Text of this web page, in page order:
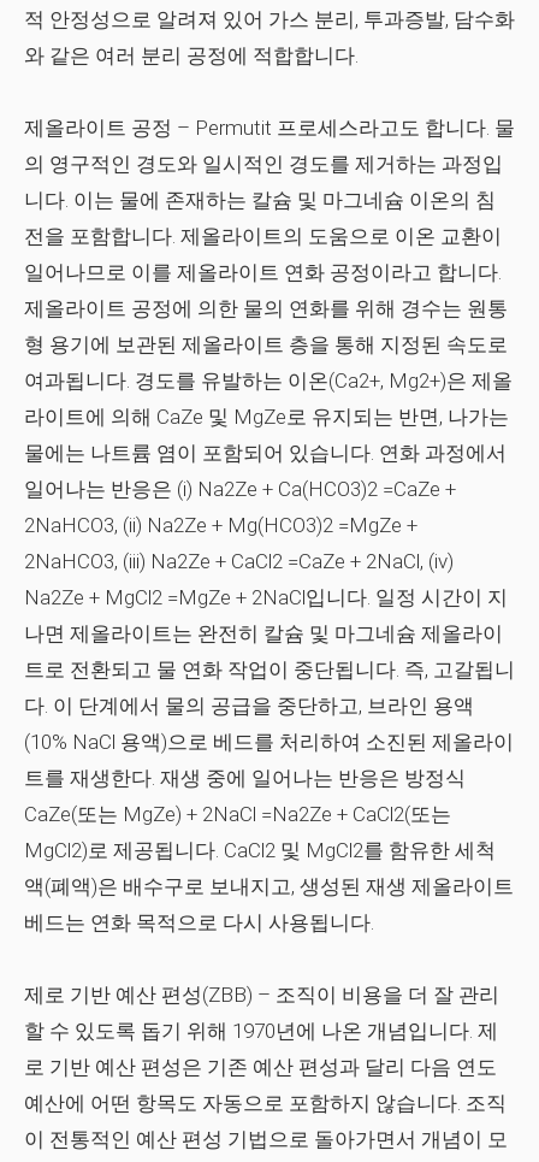
적 안정성으로 알려져 있어 가스 분리, 투과증발, 담수화
와 같은 여러 분리 공정에 적합합니다.
제올라이트 공정 – Permutit 프로세스라고도 합니다. 물
의 영구적인 경도와 일시적인 경도를 제거하는 과정입
니다. 이는 물에 존재하는 칼슘 및 마그네슘 이온의 침
전을 포함합니다. 제올라이트의 도움으로 이온 교환이
일어나므로 이를 제올라이트 연화 공정이라고 합니다.
제올라이트 공정에 의한 물의 연화를 위해 경수는 원통
형 용기에 보관된 제올라이트 층을 통해 지정된 속도로
여과됩니다. 경도를 유발하는 이온(Ca2+, Mg2+)은 제올
라이트에 의해 CaZe 및 MgZe로 유지되는 반면, 나가는
물에는 나트륨 염이 포함되어 있습니다. 연화 과정에서
일어나는 반응은 (i) Na2Ze + Ca(HCO3)2 =CaZe +
2NaHCO3, (ii) Na2Ze + Mg(HCO3)2 =MgZe +
2NaHCO3, (iii) Na2Ze + CaCl2 =CaZe + 2NaCl, (iv)
Na2Ze + MgCl2 =MgZe + 2NaCl입니다. 일정 시간이 지
나면 제올라이트는 완전히 칼슘 및 마그네슘 제올라이
트로 전환되고 물 연화 작업이 중단됩니다. 즉, 고갈됩니
다. 이 단계에서 물의 공급을 중단하고, 브라인 용액
(10% NaCl 용액)으로 베드를 처리하여 소진된 제올라이
트를 재생한다. 재생 중에 일어나는 반응은 방정식
CaZe(또는 MgZe) + 2NaCl =Na2Ze + CaCl2(또는
MgCl2)로 제공됩니다. CaCl2 및 MgCl2를 함유한 세척
액(폐액)은 배수구로 보내지고, 생성된 재생 제올라이트
베드는 연화 목적으로 다시 사용됩니다.
제로 기반 예산 편성(ZBB) – 조직이 비용을 더 잘 관리
할 수 있도록 돕기 위해 1970년에 나온 개념입니다. 제
로 기반 예산 편성은 기존 예산 편성과 달리 다음 연도
예산에 어떤 항목도 자동으로 포함하지 않습니다. 조직
이 전통적인 예산 편성 기법으로 돌아가면서 개념이 모